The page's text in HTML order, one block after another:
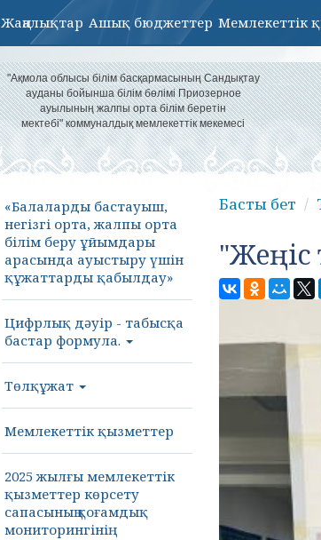
Жаңалықтар Ашық бюджеттер Мемлекеттік
"Ақмола облысы білім басқармасының Сандықтау
ауданы бойынша білім бөлімі Приозерное
ауылының жалпы орта білім беретін
мектебі" коммуналдық мемлекеттік мекемесі
«Балаларды бастауыш,
негізгі орта, жалпы орта
білім беру ұйымдары
арасында ауыстыру үшін
құжаттарды қабылдау»
Цифрлық дәуір - табысқа
бастар формула.
Төлқұжат
Мемлекеттік қызметтер
2025 жылғы мемлекеттік
қызметтер көрсету
сапасының қоғамдық
мониторингінің
Басты бет
"Жеңіс